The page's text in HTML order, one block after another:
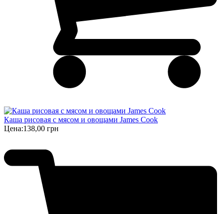
Каша рисовая с мясом и овощами James Cook
Цена:138,00 грн